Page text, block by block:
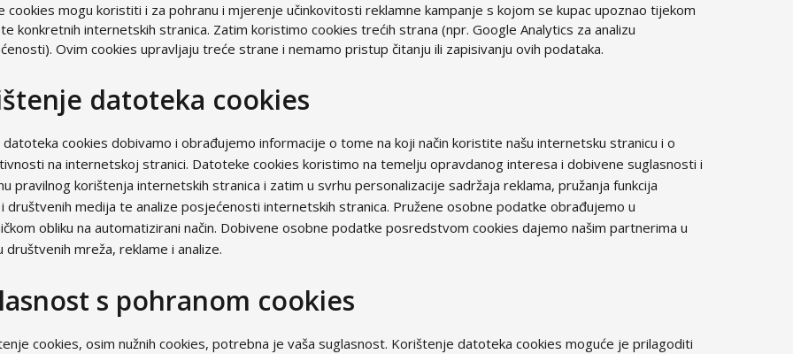
cookies mogu koristiti i za pohranu i mjerenje učinkovitosti reklamne kampanje s kojom se kupac upoznao tijekom
konkretnih internetskih stranica. Zatim koristimo cookies trećih strana (npr. Google Analytics za analizu
Ovim cookies upravljaju treće strane i nemamo pristup čitanju ili zapisivanju ovih podataka.
datoteka cookies
datoteka cookies dobivamo i obrađujemo informacije o tome na koji način koristite našu internetsku stranicu i o
na internetskoj stranici. Datoteke cookies koristimo na temelju opravdanog interesa i dobivene suglasnosti i
pravilnog korištenja internetskih stranica i zatim u svrhu personalizacije sadržaja reklama, pružanja funkcija
društvenih medija te analize posjećenosti internetskih stranica. Pružene osobne podatke obrađujemo u
obliku na automatizirani način. Dobivene osobne podatke posredstvom cookies dajemo našim partnerima u
društvenih mreža, reklame i analize.
s pohranom cookies
cookies, osim nužnih cookies, potrebna je vaša suglasnost. Korištenje datoteka cookies moguće je prilagoditi